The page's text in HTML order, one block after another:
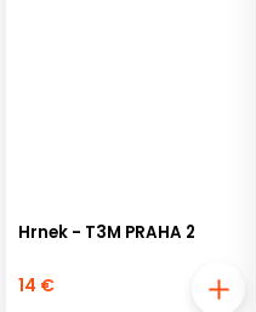
Hrnek - T3M PRAHA 2
14 €